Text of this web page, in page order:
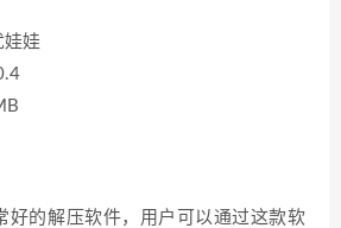
娃娃
好的解压软件，用户可以通过这款软